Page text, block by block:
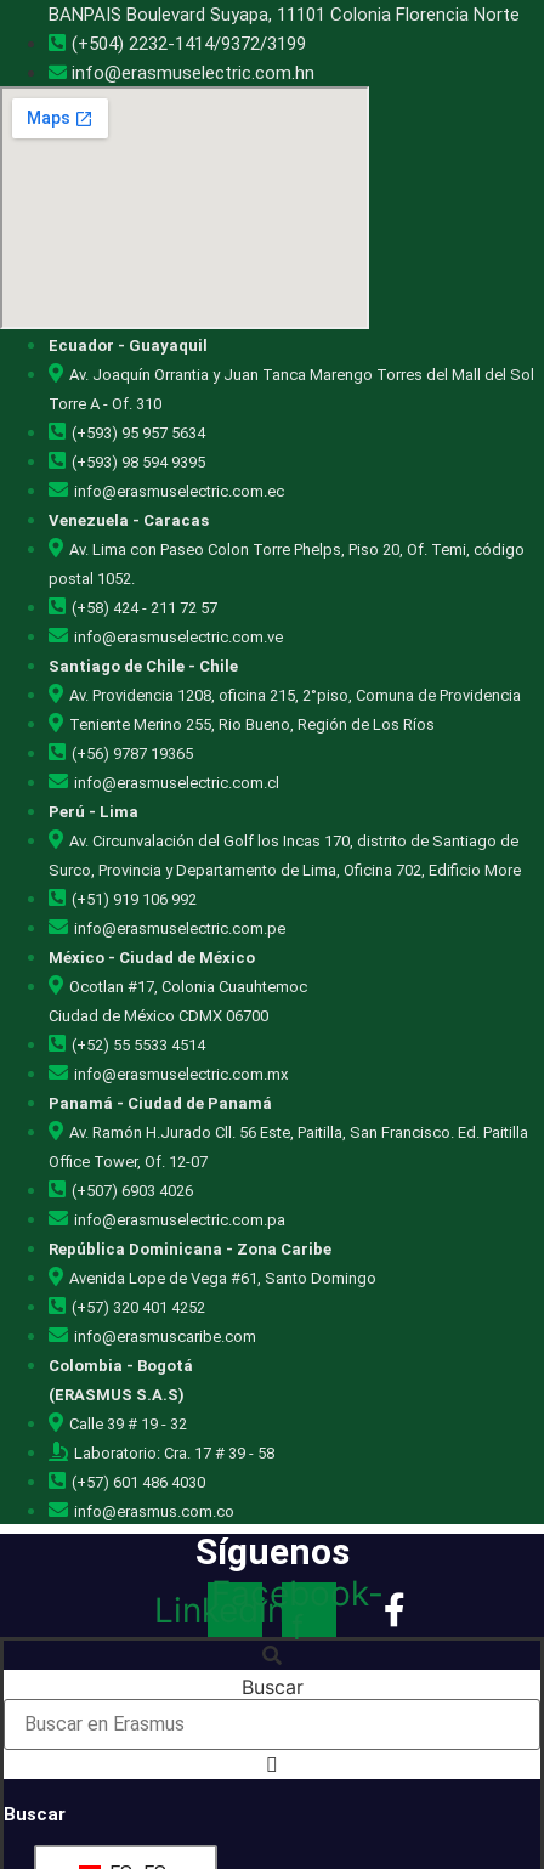
BANPAIS Boulevard Suyapa, 11101 Colonia Florencia Norte
(+504) 2232-1414/9372/3199
info@erasmuselectric.com.hn
Ecuador - Guayaquil
Av. Joaquín Orrantia y Juan Tanca Marengo Torres del Mall del Sol
Torre A - Of. 310
(+593) 95 957 5634
(+593) 98 594 9395
info@erasmuselectric.com.ec
Venezuela - Caracas
Av. Lima con Paseo Colon Torre Phelps, Piso 20, Of. Temi, código
postal 1052.
(+58) 424 - 211 72 57
info@erasmuselectric.com.ve
Santiago de Chile - Chile
Av. Providencia 1208, oficina 215, 2°piso, Comuna de Providencia
Teniente Merino 255, Rio Bueno, Región de Los Ríos
(+56) 9787 19365
info@erasmuselectric.com.cl
Perú - Lima
Av. Circunvalación del Golf los Incas 170, distrito de Santiago de
Surco, Provincia y Departamento de Lima, Oficina 702, Edificio More
(+51) 919 106 992
info@erasmuselectric.com.pe
México - Ciudad de México
Ocotlan #17, Colonia Cuauhtemoc
Ciudad de México CDMX 06700
(+52) 55 5533 4514
info@erasmuselectric.com.mx
Panamá - Ciudad de Panamá
Av. Ramón H.Jurado Cll. 56 Este, Paitilla, San Francisco. Ed. Paitilla
Office Tower, Of. 12-07
(+507) 6903 4026
info@erasmuselectric.com.pa
República Dominicana - Zona Caribe
Avenida Lope de Vega #61, Santo Domingo
(+57) 320 401 4252
info@erasmuscaribe.com
Colombia - Bogotá
(ERASMUS S.A.S)
Calle 39 # 19 - 32
Laboratorio: Cra. 17 # 39 - 58
(+57) 601 486 4030
info@erasmus.com.co
Síguenos
Linkedin
Facebook-
f
Buscar
Buscar